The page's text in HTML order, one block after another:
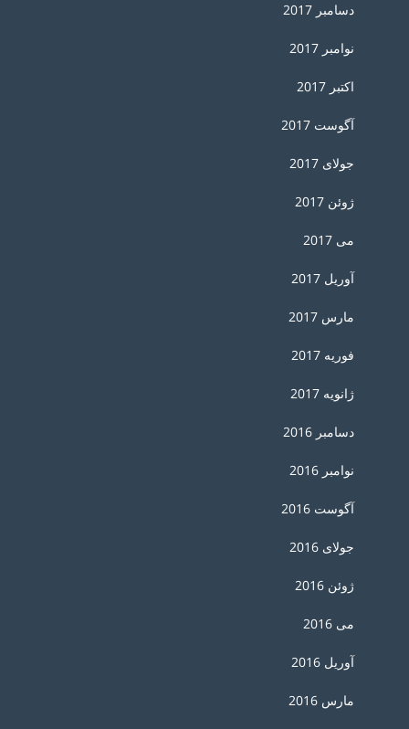
دسامبر 2017
نوامبر 2017
اکتبر 2017
آگوست 2017
جولای 2017
ژوئن 2017
می 2017
آوریل 2017
مارس 2017
فوریه 2017
ژانویه 2017
دسامبر 2016
نوامبر 2016
آگوست 2016
جولای 2016
ژوئن 2016
می 2016
آوریل 2016
مارس 2016